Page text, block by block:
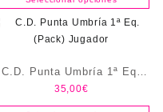
C.D. Punta Umbría 1ª Eq.
(Pack) Jugador
35,00€